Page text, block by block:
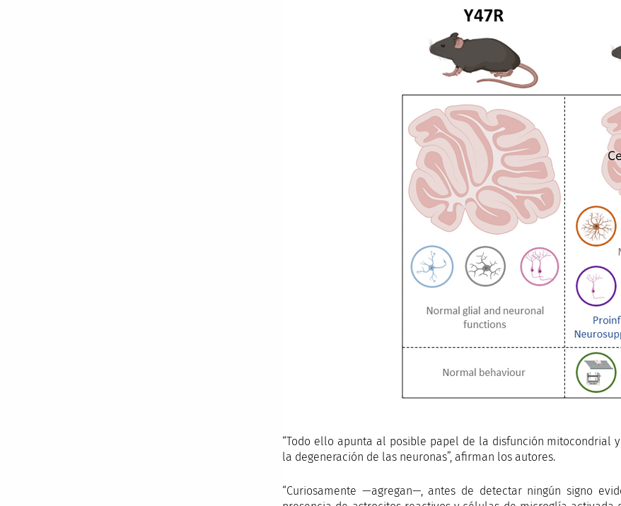
“Todo ello apunta al posible papel de la disfunción mitocondrial
la degeneración de las neuronas”, afirman los autores.
“Curiosamente —agregan—, antes de detectar ningún signo